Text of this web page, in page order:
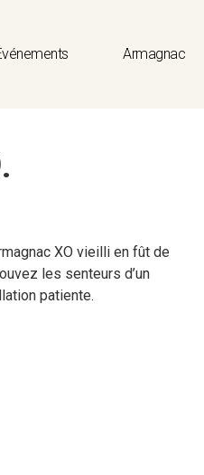
Armagnac
XO vieilli en fût de
les senteurs d’un
patiente.